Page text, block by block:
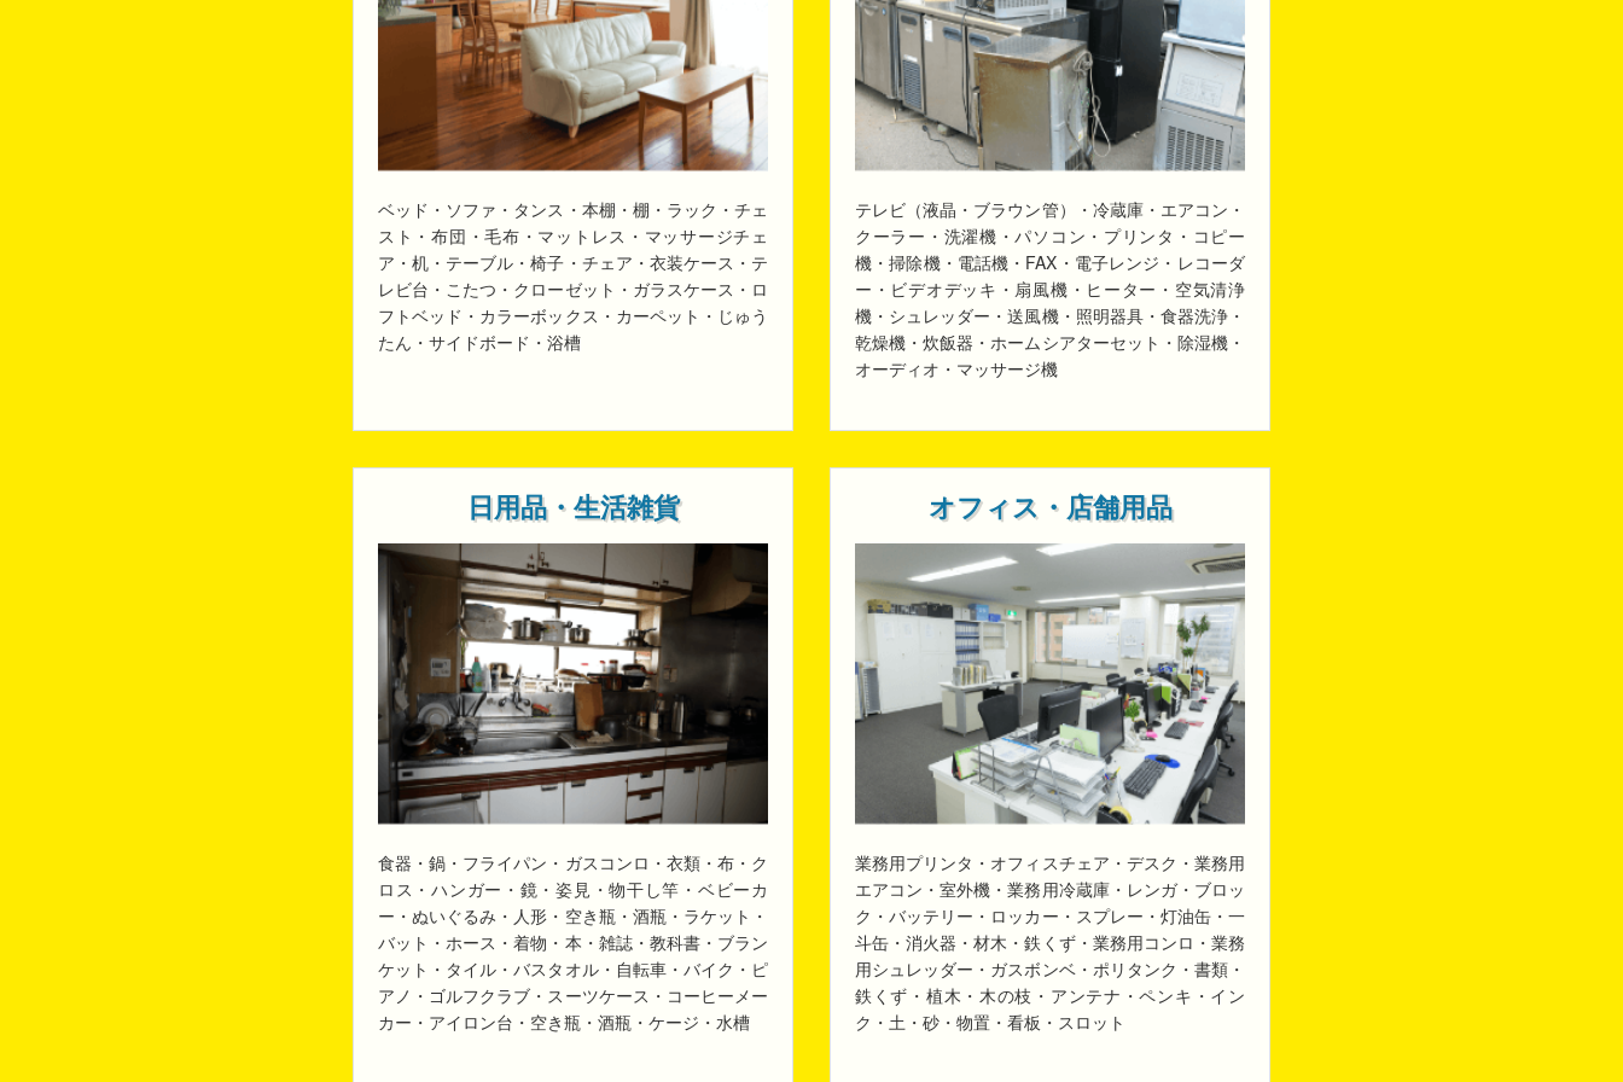
ベッド・ソファ・タンス・本棚・棚・ラック・チェ
スト・布団・毛布・マットレス・マッサージチェ
ア・机・テーブル・椅子・チェア・衣装ケース・テ
レビ台・こたつ・クローゼット・ガラスケース・ロ
フトベッド・カラーボックス・カーペット・じゅう
たん・サイドボード・浴槽
テレビ（液晶・ブラウン管）・冷蔵庫・エアコン・
クーラー・洗濯機・パソコン・プリンタ・コピー
機・掃除機・電話機・FAX・電子レンジ・レコーダ
ー・ビデオデッキ・扇風機・ヒーター・空気清浄
機・シュレッダー・送風機・照明器具・食器洗浄・
乾燥機・炊飯器・ホームシアターセット・除湿機・
オーディオ・マッサージ機
日用品・生活雑貨
食器・鍋・フライパン・ガスコンロ・衣類・布・ク
ロス・ハンガー・鏡・姿見・物干し竿・ベビーカ
ー・ぬいぐるみ・人形・空き瓶・酒瓶・ラケット・
バット・ホース・着物・本・雑誌・教科書・ブラン
ケット・タイル・バスタオル・自転車・バイク・ピ
アノ・ゴルフクラブ・スーツケース・コーヒーメー
カー・アイロン台・空き瓶・酒瓶・ケージ・水槽
オフィス・店舗用品
業務用プリンタ・オフィスチェア・デスク・業務用
エアコン・室外機・業務用冷蔵庫・レンガ・ブロッ
ク・バッテリー・ロッカー・スプレー・灯油缶・一
斗缶・消火器・材木・鉄くず・業務用コンロ・業務
用シュレッダー・ガスボンベ・ポリタンク・書類・
鉄くず・植木・木の枝・アンテナ・ペンキ・イン
ク・土・砂・物置・看板・スロット